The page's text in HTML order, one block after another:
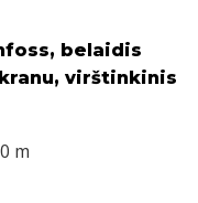
belaidis
virštinkinis
m